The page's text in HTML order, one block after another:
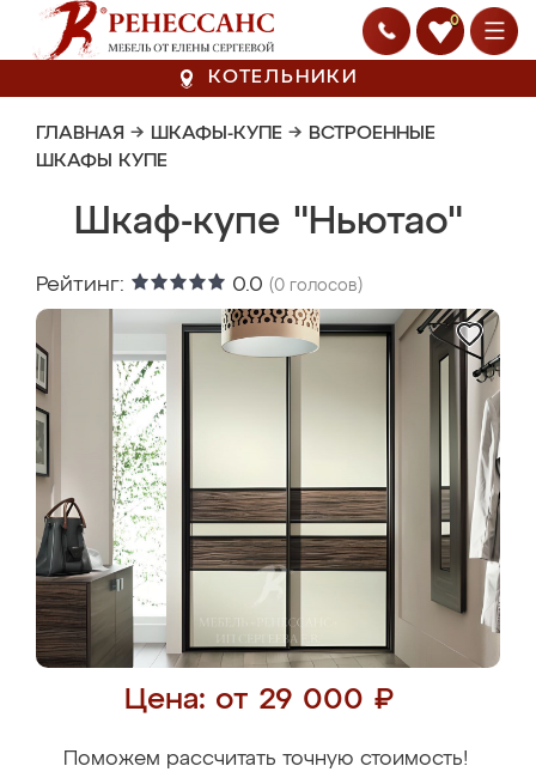
0
КОТЕЛЬНИКИ
ГЛАВНАЯ → ШКАФЫ-КУПЕ → ВСТРОЕННЫЕ
ШКАФЫ КУПЕ
Шкаф-купе "Ньютао"
Рейтинг: 0.0 (0 голосов)
Цена: от 29 000 ₽
Поможем рассчитать точную стоимость!